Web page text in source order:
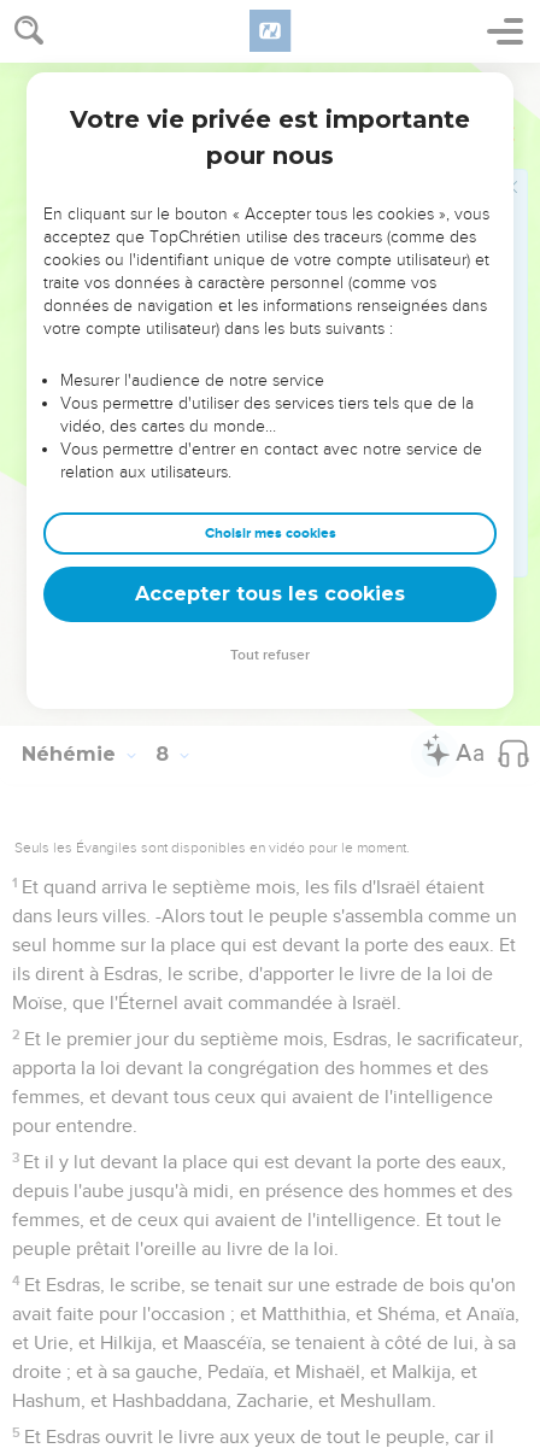
Néhémie 7
sans compter leurs serviteurs et leurs servantes ; ceux-ci
étaient au nombre de sept mille trois cent trente-sept ; et
parmi eux, il y avait deux cent quarante-cinq chanteurs et
Ils avaient sept cent trente-six chevaux, deux cent
quatre cent trente-cinq chameaux, et six mille sept cent
vingt ânes.
Et une partie des chefs des pères firent des dons pour
l'oeuvre. Le Thirshatha donna au trésor mille dariques d'or,
cinquante bassins, cinq cent trente tuniques de
Et des chefs des pères donnèrent au trésor de l'oeuvre
vingt mille dariques d'or et deux mille deux cents mines
d'argent.
Esdras fait une lecture publique de la Loi
Et ce que donna le reste du peuple fut vingt mille dariques
d'or, et deux mille mines d'argent, et soixante-sept tuniques
de sacrificateurs.
Et les sacrificateurs, et les lévites, et les portiers, et les
Néhémie 8
Seuls les Évangiles sont disponibles en vidéo pour le moment.
1 Et quand arriva le septième mois, les fils d'Israël étaient
dans leurs villes. -Alors tout le peuple s'assembla comme un
seul homme sur la place qui est devant la porte des eaux. Et
ils dirent à Esdras, le scribe, d'apporter le livre de la loi de
Moïse, que l'Éternel avait commandée à Israël.
2 Et le premier jour du septième mois, Esdras, le sacrificateur,
apporta la loi devant la congrégation des hommes et des
femmes, et devant tous ceux qui avaient de l'intelligence
pour entendre.
3 Et il y lut devant la place qui est devant la porte des eaux,
depuis l'aube jusqu'à midi, en présence des hommes et des
femmes, et de ceux qui avaient de l'intelligence. Et tout le
peuple prêtait l'oreille au livre de la loi.
4 Et Esdras, le scribe, se tenait sur une estrade de bois qu'on
avait faite pour l'occasion ; et Matthithia, et Shéma, et Anaïa,
et Urie, et Hilkija, et Maascéïa, se tenaient à côté de lui, à sa
droite ; et à sa gauche, Pedaïa, et Mishaël, et Malkija, et
Hashum, et Hashbaddana, Zacharie, et Meshullam.
5 Et Esdras ouvrit le livre aux yeux de tout le peuple, car il
Votre vie privée est importante
pour nous
En cliquant sur le bouton « Accepter tous les cookies », vous
acceptez que TopChrétien utilise des traceurs (comme des
cookies ou l'identifiant unique de votre compte utilisateur) et
traite vos données à caractère personnel (comme vos
données de navigation et les informations renseignées dans
votre compte utilisateur) dans les buts suivants :
Mesurer l'audience de notre service
Vous permettre d'utiliser des services tiers tels que de la
vidéo, des cartes du monde…
Vous permettre d'entrer en contact avec notre service de
relation aux utilisateurs.
Choisir mes cookies
Accepter tous les cookies
Tout refuser